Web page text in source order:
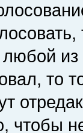
то
чтобы